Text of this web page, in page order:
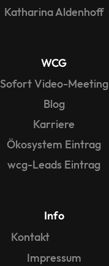
Katharina Aldenhoff
WCG
Sofort Video-Meeting
Blog
Karriere
Ökosystem Eintrag
wcg-Leads Eintrag
Info
Kontakt
Impressum